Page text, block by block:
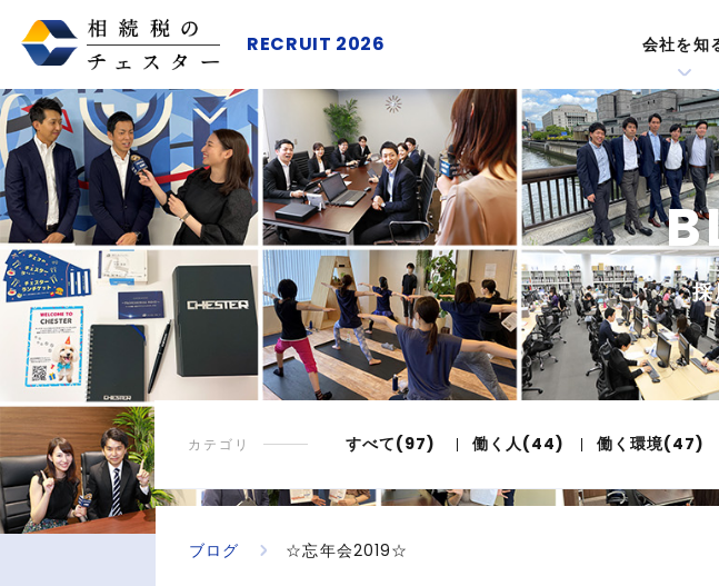
RECRUIT 2026 会社を知
カテゴリ すべて(97) 働く人(44) 働く環境(47)
ブログ ☆忘年会2019☆